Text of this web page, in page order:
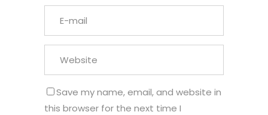
Save my name, email, and website in
this browser for the next time I